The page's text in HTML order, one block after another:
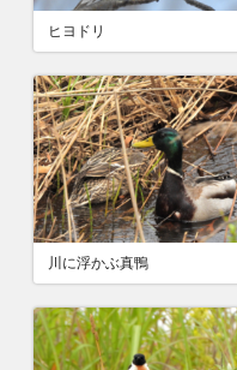
ヒヨドリ
川に浮かぶ真鴨